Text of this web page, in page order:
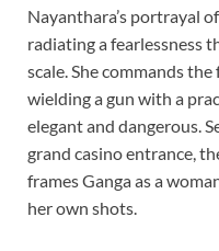
Nayanthara’s portrayal
radiating a fearlessness
scale. She commands
wielding a gun with a
elegant and dangerous.
grand casino entrance,
frames Ganga as a
her own shots.